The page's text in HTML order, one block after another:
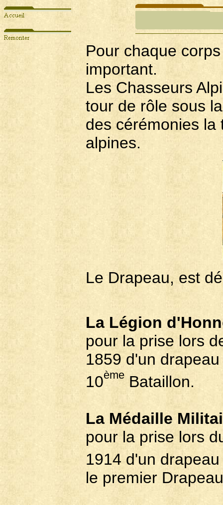
Pour chaque
important.
Les Chasseurs
tour de rôle sous
des cérémonies la
alpines.
Le Drapeau, est
La Légion
pour la prise lors
1859 d'un
10ème Bataillon.
La Médaille
pour la prise lors
1914 d'un
le premier